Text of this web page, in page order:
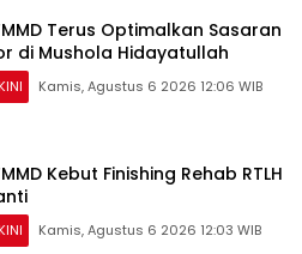
Terus Optimalkan Sasaran
di Mushola Hidayatullah
Kamis, Agustus 6 2026 12:06 WIB
Kebut Finishing Rehab RTLH
Kamis, Agustus 6 2026 12:03 WIB